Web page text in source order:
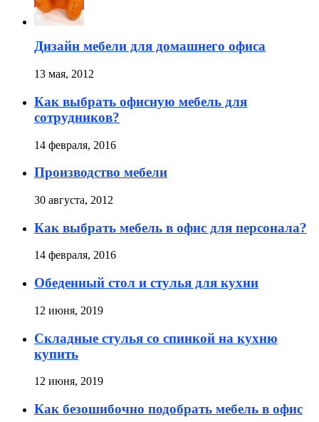
Дизайн мебели для домашнего офиса
13 мая, 2012
Как выбрать офисную мебель для
сотрудников?
14 февраля, 2016
Производство мебели
30 августа, 2012
Как выбрать мебель в офис для персонала?
14 февраля, 2016
Обеденный стол и стулья для кухни
12 июня, 2019
Складные стулья со спинкой на кухню
купить
12 июня, 2019
Как безошибочно подобрать мебель в офис